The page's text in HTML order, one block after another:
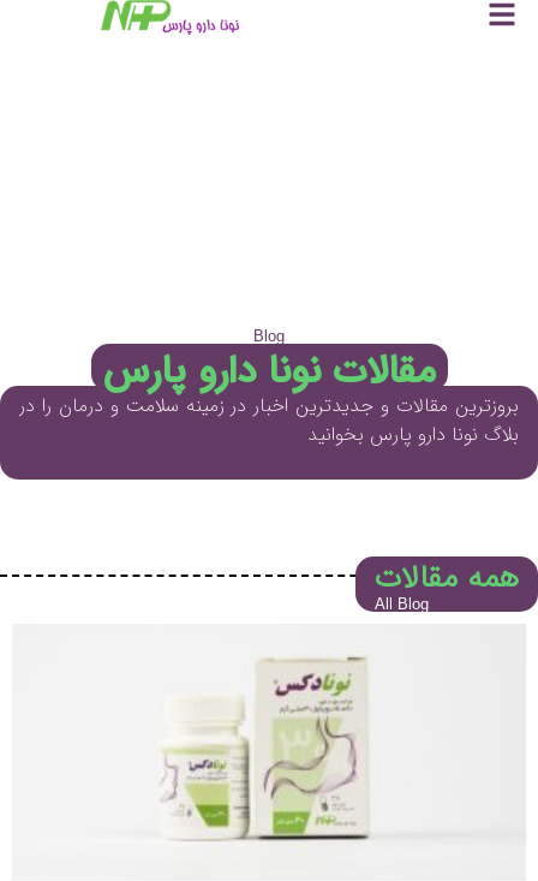
مقالات نونا دارو پارس
Blog
بروزترین مقالات و جدیدترین اخبار در زمینه سلامت و درمان را در
بلاگ نونا دارو پارس بخوانید
همه مقالات
All Blog